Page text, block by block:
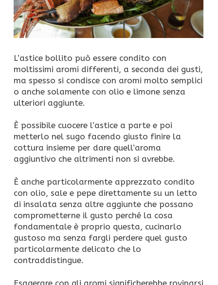
L’astice bollito può essere condito con
moltissimi aromi differenti, a seconda dei gusti,
ma spesso si condisce con aromi molto semplici
o anche solamente con olio e limone senza
ulteriori aggiunte.
È possibile cuocere l’astice a parte e poi
metterlo nel sugo facendo giusto finire la
cottura insieme per dare quell’aroma
aggiuntivo che altrimenti non si avrebbe.
È anche particolarmente apprezzato condito
con olio, sale e pepe direttamente su un letto
di insalata senza altre aggiunte che possano
comprometterne il gusto perché la cosa
fondamentale è proprio questa, cucinarlo
gustoso ma senza fargli perdere quel gusto
particolarmente delicato che lo
contraddistingue.